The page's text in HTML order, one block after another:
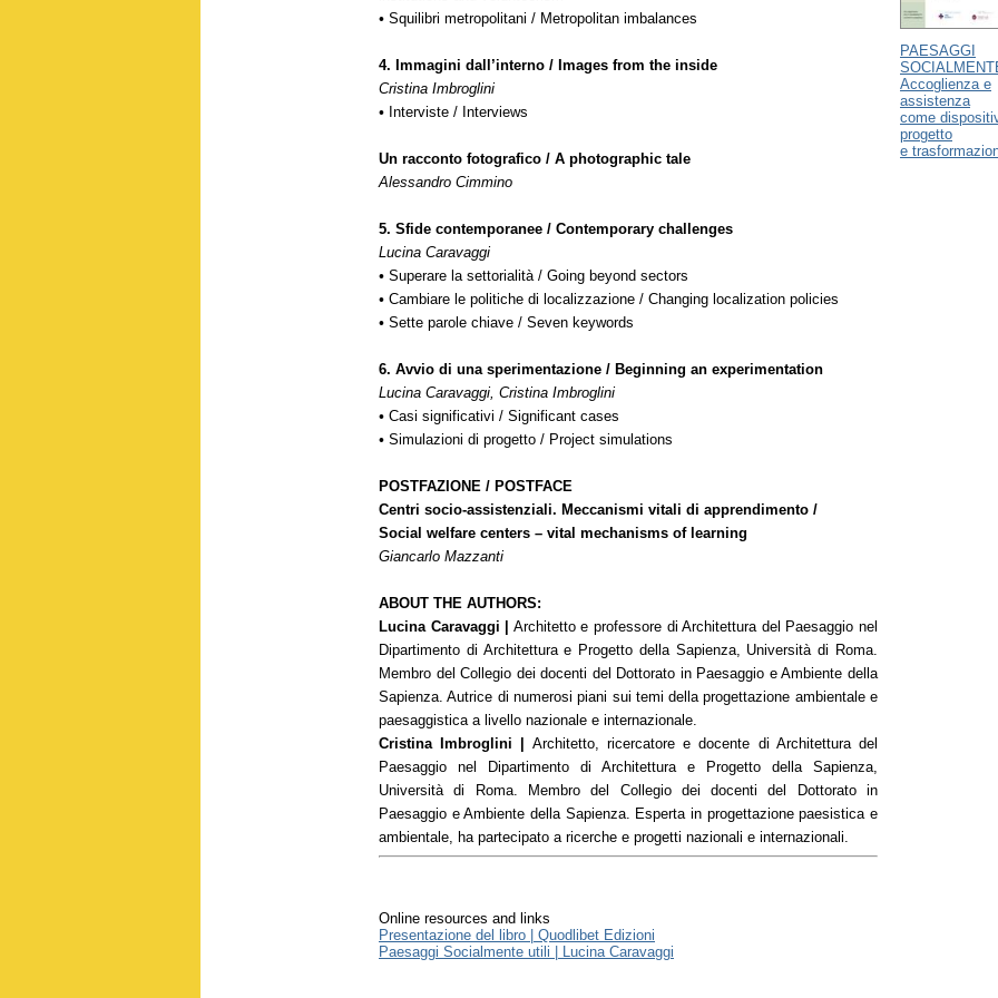
• Squilibri metropolitani / Metropolitan imbalances
4. Immagini dall’interno / Images from the inside
Cristina Imbroglini
• Interviste / Interviews
Un racconto fotografico / A photographic tale
Alessandro Cimmino
5. Sfide contemporanee / Contemporary challenges
Lucina Caravaggi
• Superare la settorialità / Going beyond sectors
• Cambiare le politiche di localizzazione / Changing localization policies
• Sette parole chiave / Seven keywords
6. Avvio di una sperimentazione / Beginning an experimentation
Lucina Caravaggi, Cristina Imbroglini
• Casi significativi / Significant cases
• Simulazioni di progetto / Project simulations
POSTFAZIONE / POSTFACE
Centri socio-assistenziali. Meccanismi vitali di apprendimento /
Social welfare centers – vital mechanisms of learning
Giancarlo Mazzanti
ABOUT THE AUTHORS:
Lucina Caravaggi | Architetto e professore di Architettura del Paesaggio nel
Dipartimento di Architettura e Progetto della Sapienza, Università di Roma.
Membro del Collegio dei docenti del Dottorato in Paesaggio e Ambiente della
Sapienza. Autrice di numerosi piani sui temi della progettazione ambientale e
paesaggistica a livello nazionale e internazionale.
Cristina Imbroglini | Architetto, ricercatore e docente di Architettura del
Paesaggio nel Dipartimento di Architettura e Progetto della Sapienza,
Università di Roma. Membro del Collegio dei docenti del Dottorato in
Paesaggio e Ambiente della Sapienza. Esperta in progettazione paesistica e
ambientale, ha partecipato a ricerche e progetti nazionali e internazionali.
PAESAGGI
Accoglienza e
assistenza
come
progetto
e
Online resources and links
Presentazione del libro | Quodlibet Edizioni
Paesaggi Socialmente utili | Lucina Caravaggi